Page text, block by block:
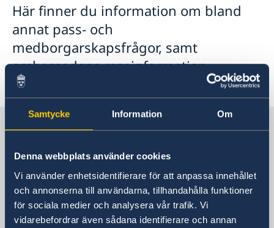
Samtycke Information Om
Denna webbplats använder cookies
Vi använder enhetsidentifierare för att anpassa innehållet
och annonserna till användarna, tillhandahålla funktioner
för sociala medier och analysera vår trafik. Vi
vidarebefordrar även sådana identifierare och annan
Pass och nationellt id-kort
Ansökan om pass
Ansökan om nationellt id-kort
Utlämnande av färdigt pass/nationellt id-kort
Provisoriska pass
Samordningsnummer
Svenskt medborgarskap
Namnändring
Förnyelse av körkort
Pension och levnadsintyg
Vigsel i Finland
Akut hjälp
Information om avgifter
Ambassadens reseinformation
Aktuella händelser
Allmänna säkerhetsläget
Terrorism
Naturförhållanden och katastrofer
In- och utresebestämmelser
Lokala lagar och sedvänjor
Kriminalitet och personlig säkerhet
Försäkringsskydd
Övriga upplysningar
Om olyckan är framme
Service för svenska företag
Business Sweden i Finland
Anmäla handelshinder
Här finner du information om bland
annat pass- och
medborgarskapsfrågor, samt
ambassadens reseinformation
avseende Finland.
Sverige i Finland
Sveriges ambassad
Finland, Helsingfors